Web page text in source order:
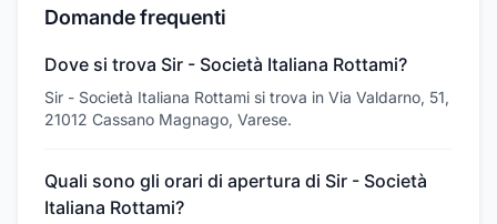
Domande frequenti
Dove si trova Sir - Società Italiana Rottami?
Sir - Società Italiana Rottami si trova in Via Valdarno, 51,
21012 Cassano Magnago, Varese.
Quali sono gli orari di apertura di Sir - Società
Italiana Rottami?